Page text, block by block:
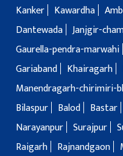
Kanker
Kawardha
Dantewada Janjgir-
Gaurella-pendra-marwahi
Gariaband
Khairagarh
Manendragarh-chirimiri-
Bilaspur
Balod Bastar
Narayanpur Surajpur
Raigarh
Rajnandgaon